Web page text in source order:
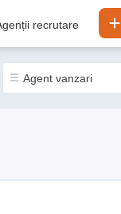
recrutare